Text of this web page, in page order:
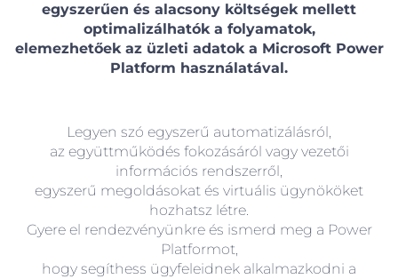
egyszerűen és alacsony költségek mellett
optimalizálhatók a folyamatok,
elemezhetőek az üzleti adatok a Microsoft Power
Platform használatával.
Legyen szó egyszerű automatizálásról,
az együttműködés fokozásáról vagy vezetői
információs rendszerről,
egyszerű megoldásokat és virtuális ügynököket
hozhatsz létre.
Gyere el rendezvényünkre és ismerd meg a Power
Platformot,
hogy segíthess ügyfeleidnek alkalmazkodni a